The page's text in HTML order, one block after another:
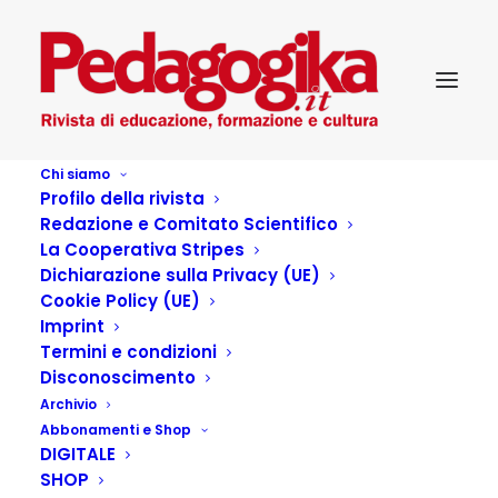
Chi siamo
Profilo della rivista
Redazione e Comitato Scientifico
La Cooperativa Stripes
Dichiarazione sulla Privacy (UE)
Cookie Policy (UE)
Imprint
Termini e condizioni
Disconoscimento
Archivio
Abbonamenti e Shop
DIGITALE
SHOP
La sfida degli #Opcafè
nel Rhodense
14 GIUGNO 2017 | IN...PEDAGOGIKA DOSSIER
PEDAGOGIKA_XX_4-VULNERABILE A CHI?